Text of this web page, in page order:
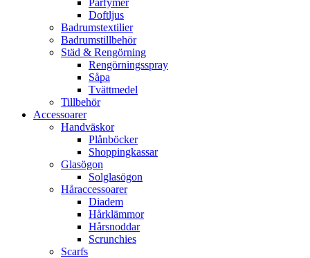
Parfymer
Doftljus
Badrumstextilier
Badrumstillbehör
Städ & Rengörning
Rengörningsspray
Såpa
Tvättmedel
Tillbehör
Accessoarer
Handväskor
Plånböcker
Shoppingkassar
Glasögon
Solglasögon
Håraccessoarer
Diadem
Hårklämmor
Hårsnoddar
Scrunchies
Scarfs